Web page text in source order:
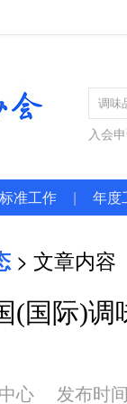
入会
标准工作 | 年度
> 文章内容
(国际)
心 发布时